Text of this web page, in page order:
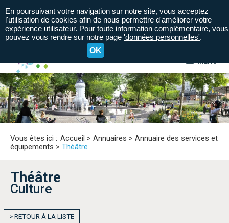
MENU
A= A- A+
Vous êtes ici : Accueil > Annuaires > Annuaire des services et
équipements > Théâtre
Théâtre
Culture
> RETOUR À LA LISTE
En poursuivant votre navigation sur notre site, vous acceptez
l'utilisation de cookies afin de nous permettre d'améliorer votre
expérience utilisateur. Pour toute information complémentaire, vous
pouvez vous rendre sur notre page 'données personnelles'.
OK